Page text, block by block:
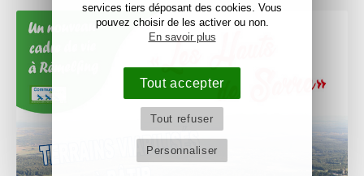
services tiers déposant des cookies. Vous
pouvez choisir de les activer ou non.
En savoir plus
Tout accepter
Tout refuser
Personnaliser